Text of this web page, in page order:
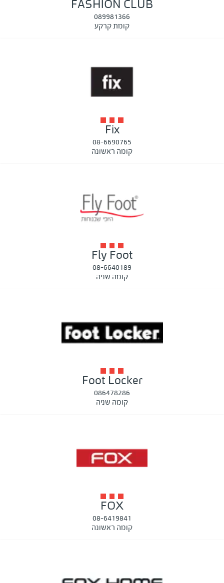
FASHION CLUB
089981366
קומת קרקע
Fix
08-6690765
קומה ראשונה
Fly Foot
08-6640189
קומה שניה
Foot Locker
086478286
קומה שניה
FOX
08-6419841
קומה ראשונה